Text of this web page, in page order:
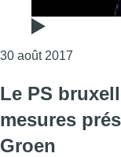
30 août 2017
Le PS
mesures
Groen